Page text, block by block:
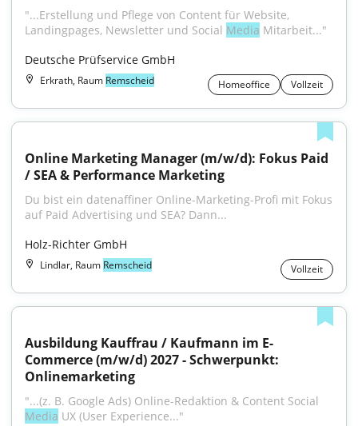
"...Erstellung und Pflege von Content für Website,
Landingpages, Newsletter und Social Media Mitarbeit..."
Deutsche Prüfservice GmbH
Erkrath, Raum Remscheid Homeoffice Vollzeit
Online Marketing Manager (m/w/d): Fokus Paid
/ SEA & Performance Marketing
Du bist ein datenaffiner Online-Marketing-Profi mit Fokus
auf Paid Advertising und SEA? Dann...
Holz-Richter GmbH
Lindlar, Raum Remscheid Vollzeit
Ausbildung Kauffrau / Kaufmann im E-
Commerce (m/w/d) 2027 - Schwerpunkt:
Onlinemarketing
Media UX (User Experience..."